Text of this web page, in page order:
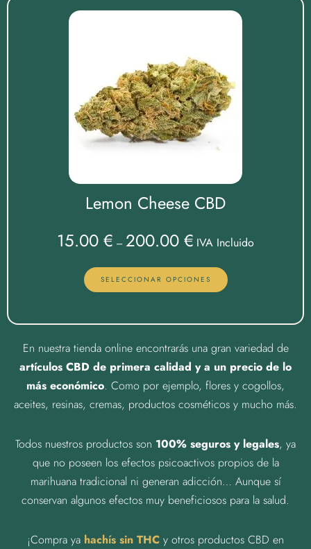
Lemon Cheese CBD
15.00 € – 200.00 € IVA Incluido
SELECCIONAR OPCIONES
En nuestra tienda online encontrarás una gran variedad de
artículos CBD de primera calidad y a un precio de lo
más económico. Como por ejemplo, flores y cogollos,
aceites, resinas, cremas, productos cosméticos y mucho más.
Todos nuestros productos son 100% seguros y legales, ya
que no poseen los efectos psicoactivos propios de la
marihuana tradicional ni generan adicción… Aunque sí
conservan algunos efectos muy beneficiosos para la salud.
¡Compra ya hachís sin THC y otros productos CBD en